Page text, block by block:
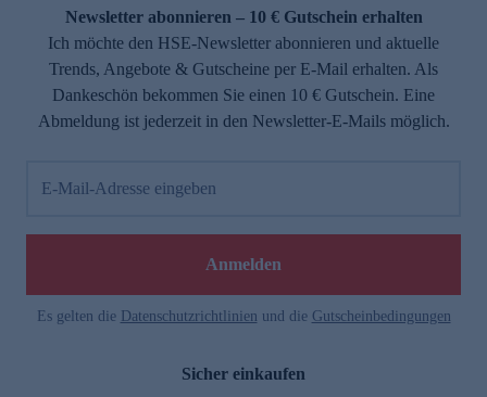
Newsletter abonnieren – 10 € Gutschein erhalten
Ich möchte den HSE-Newsletter abonnieren und aktuelle
Trends, Angebote & Gutscheine per E-Mail erhalten. Als
Dankeschön bekommen Sie einen 10 € Gutschein. Eine
Abmeldung ist jederzeit in den Newsletter-E-Mails möglich.
E-Mail-Adresse eingeben
Anmelden
Es gelten die Datenschutzrichtlinien und die Gutscheinbedingungen
Sicher einkaufen